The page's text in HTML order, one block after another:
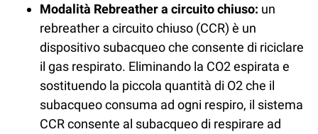
Modalità Rebreather a circuito chiuso: un
rebreather a circuito chiuso (CCR) è un
dispositivo subacqueo che consente di riciclare
il gas respirato. Eliminando la CO2 espirata e
sostituendo la piccola quantità di O2 che il
subacqueo consuma ad ogni respiro, il sistema
CCR consente al subacqueo di respirare ad